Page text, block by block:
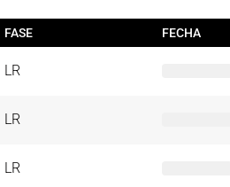
FASE FECHA
LR
LR
LR